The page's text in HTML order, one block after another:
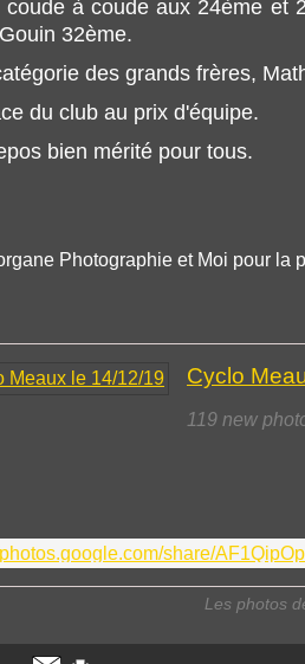
coude à coude aux 24ème et
32ème.
des grands frères,
du club au prix d'équipe.
bien mérité pour tous.
Photographie et Moi pour la
Cyclo
119 new
Les photos